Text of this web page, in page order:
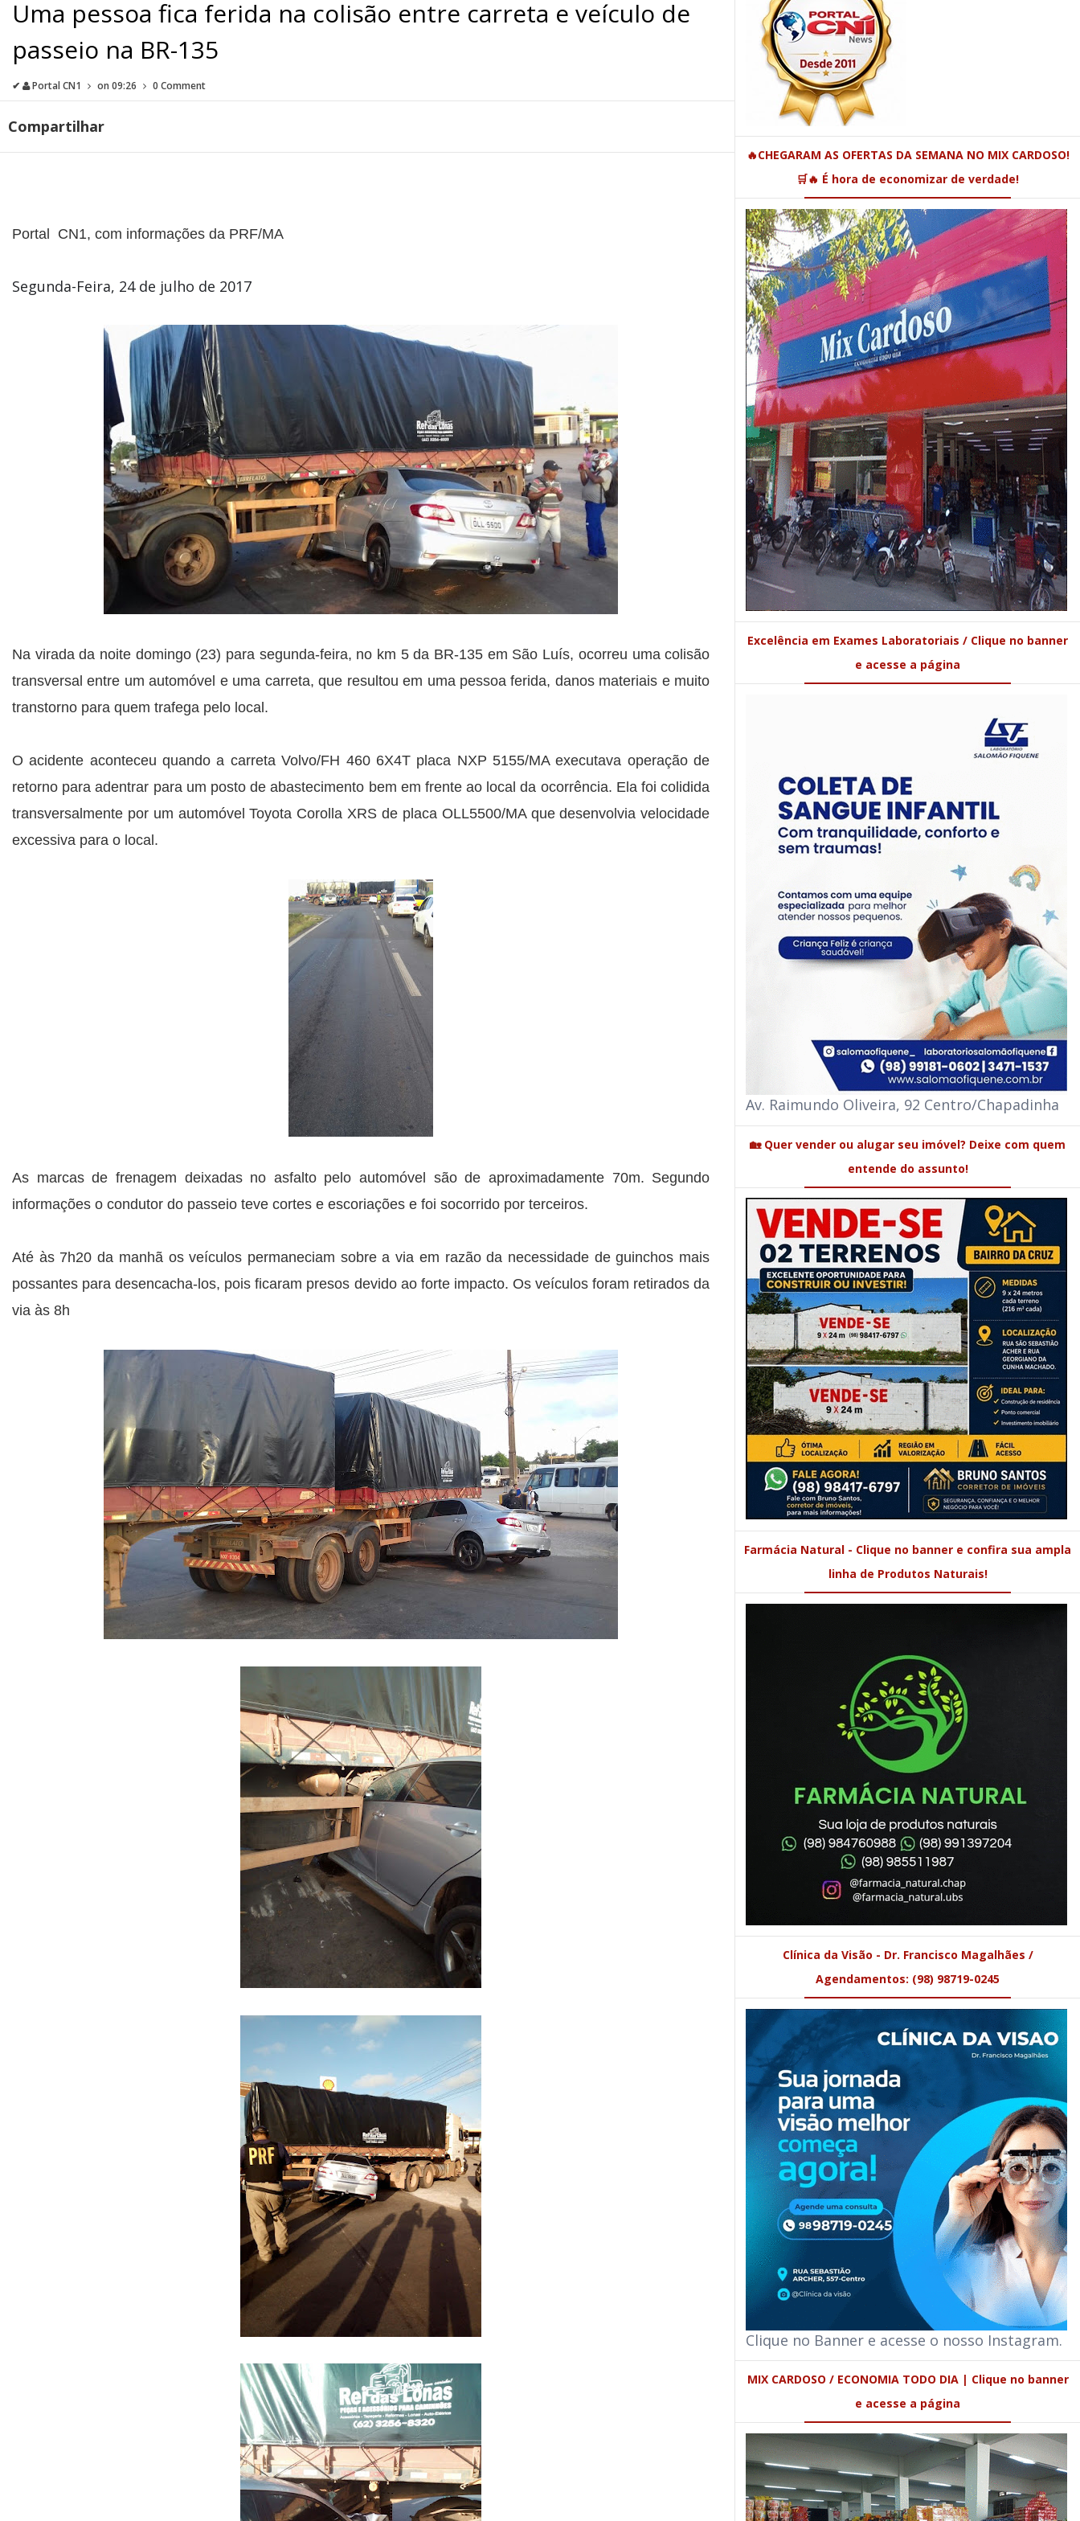
Uma pessoa fica ferida na colisão entre carreta e veículo de
passeio na BR-135
✔ Portal CN1 on 09:26 0 Comment
Compartilhar
Portal CN1, com informações da PRF/MA
Segunda-Feira, 24 de julho de 2017
Na virada da noite domingo (23) para segunda-feira, no km 5 da BR-135 em São Luís, ocorreu uma colisão
transversal entre um automóvel e uma carreta, que resultou em uma pessoa ferida, danos materiais e muito
transtorno para quem trafega pelo local.
O acidente aconteceu quando a carreta Volvo/FH 460 6X4T placa NXP 5155/MA executava operação de
retorno para adentrar para um posto de abastecimento bem em frente ao local da ocorrência. Ela foi colidida
transversalmente por um automóvel Toyota Corolla XRS de placa OLL5500/MA que desenvolvia velocidade
excessiva para o local.
As marcas de frenagem deixadas no asfalto pelo automóvel são de aproximadamente 70m. Segundo
informações o condutor do passeio teve cortes e escoriações e foi socorrido por terceiros.
Até às 7h20 da manhã os veículos permaneciam sobre a via em razão da necessidade de guinchos mais
possantes para desencacha-los, pois ficaram presos devido ao forte impacto. Os veículos foram retirados da
via às 8h
🔥CHEGARAM AS OFERTAS DA SEMANA NO MIX CARDOSO!
🛒🔥 É hora de economizar de verdade!
Excelência em Exames Laboratoriais / Clique no banner
e acesse a página
Av. Raimundo Oliveira, 92 Centro/Chapadinha
🏡 Quer vender ou alugar seu imóvel? Deixe com quem
entende do assunto!
Farmácia Natural - Clique no banner e confira sua ampla
linha de Produtos Naturais!
Clínica da Visão - Dr. Francisco Magalhães /
Agendamentos: (98) 98719-0245
Clique no Banner e acesse o nosso Instagram.
MIX CARDOSO / ECONOMIA TODO DIA | Clique no banner
e acesse a página